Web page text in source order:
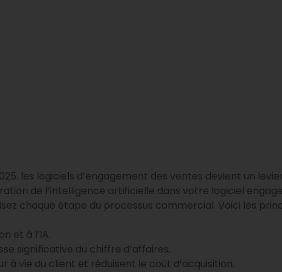
les logiciels d’engagement des ventes devient un
de l’intelligence artificielle dans votre logiciel
chaque étape du processus commercial. Voici les
et à l’IA.
significative du chiffre d’affaires.
à vie du client et réduisent le coût d’acquisition.